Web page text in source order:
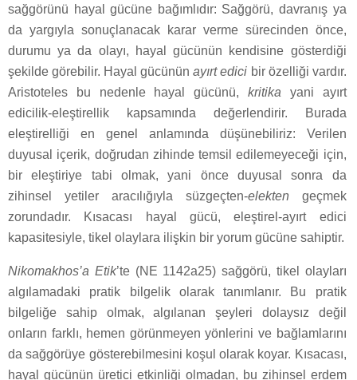
sağgörünü hayal gücüne bağımlıdır: Sağgörü, davranış ya
da yargıyla sonuçlanacak karar verme sürecinden önce,
durumu ya da olayı, hayal gücünün kendisine gösterdiği
şekilde görebilir. Hayal gücününayırt edici bir özelliği vardır.
Aristoteles bu nedenle hayal gücünü,kritika yani ayırt
edicilik-eleştirellik kapsamında değerlendirir. Burada
eleştirelliği en genel anlamında düşünebiliriz: Verilen
duyusal içerik, doğrudan zihinde temsil edilemeyeceği için,
bir eleştiriye tabi olmak, yani önce duyusal sonra da
zihinsel yetiler aracılığıyla süzgeçten-elektengeçmek
zorundadır. Kısacası hayal gücü, eleştirel-ayırt edici
kapasitesiyle, tikel olaylara ilişkin bir yorum gücüne sahiptir.
Nikomakhos’a Etik’te (NE 1142a25) sağgörü, tikel olayları
algılamadaki pratik bilgelik olarak tanımlanır. Bu pratik
bilgeliğe sahip olmak, algılanan şeyleri dolaysız değil
onların farklı, hemen görünmeyen yönlerini ve bağlamlarını
da sağgörüye gösterebilmesini koşul olarak koyar. Kısacası,
hayal gücünün üretici etkinliği olmadan, bu zihinsel erdem